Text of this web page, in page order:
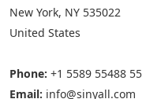
New York, NY 535022
United States
Phone: +1 5589 55488 55
Email: info@sinyall.com